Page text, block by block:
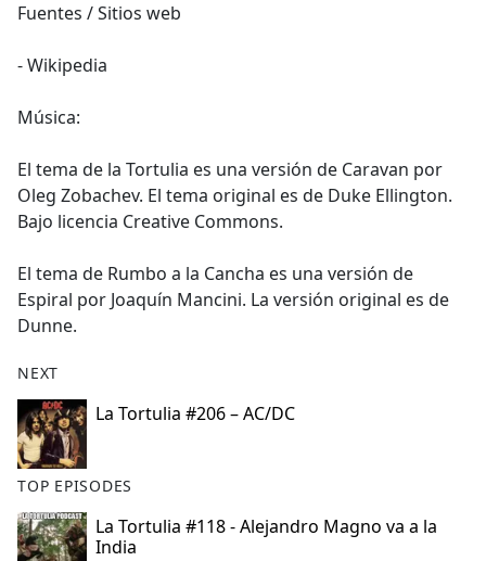
Fuentes / Sitios web
- Wikipedia
Música:
El tema de la Tortulia es una versión de Caravan por
Oleg Zobachev. El tema original es de Duke Ellington.
Bajo licencia Creative Commons.
El tema de Rumbo a la Cancha es una versión de
Espiral por Joaquín Mancini. La versión original es de
Dunne.
NEXT
La Tortulia #206 – AC/DC
TOP EPISODES
La Tortulia #118 - Alejandro Magno va a la
India